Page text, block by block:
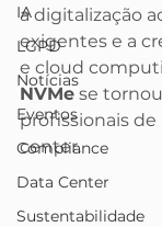
IA
LGPD
Notícias
Eventos
Compliance
Data Center
Sustentabilidade
a digitalização
exigentes e a
e cloud
NVMe se
profissionais
center.